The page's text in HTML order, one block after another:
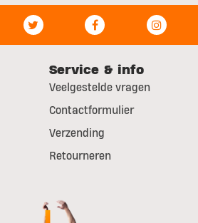
Service & info
Veelgestelde vragen
Contactformulier
Verzending
Retourneren